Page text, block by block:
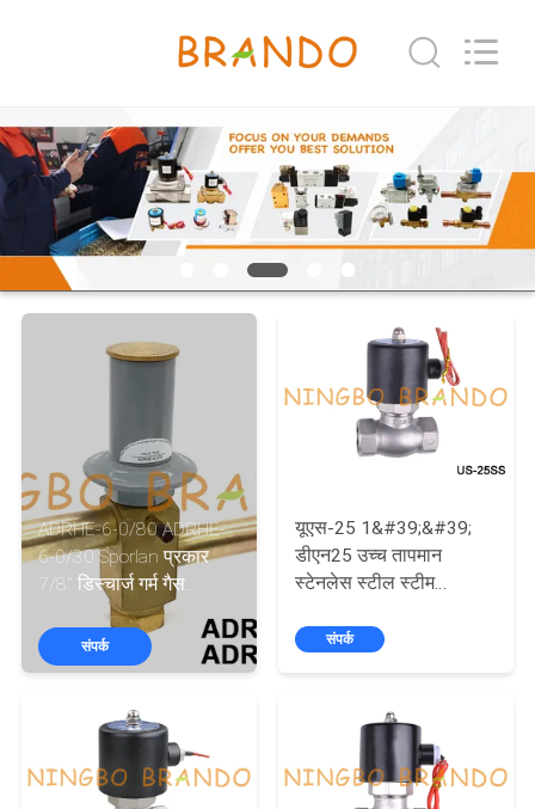
घर
उत्पाद
हमारे
बारे
कारखाने
का
दौरा
नियंत्रण
संपर्क
ADRHE-6-0/80 ADRHE-
6-0/30 Sporlan प्रकार
7/8'' डिस्चार्ज गर्म गैस
बायपास वाल्व
संपर्क
यूएस-25 1&#39;&#39;
डीएन25 उच्च तापमान
स्टेनलेस स्टील स्टीम
संपर्क